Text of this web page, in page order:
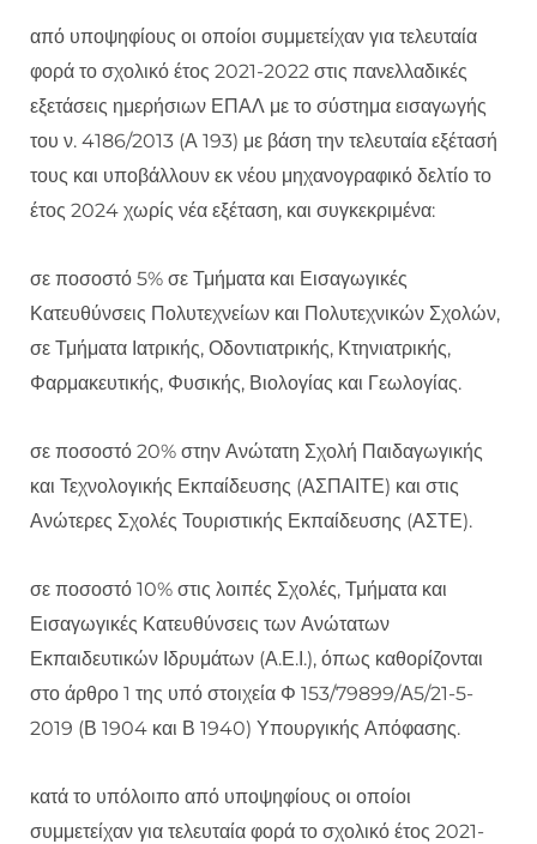
από υποψηφίους οι οποίοι συμμετείχαν για τελευταία
φορά το σχολικό έτος 2021-2022 στις πανελλαδικές
εξετάσεις ημερήσιων ΕΠΑΛ με το σύστημα εισαγωγής
του ν. 4186/2013 (Α 193) με βάση την τελευταία εξέτασή
τους και υποβάλλουν εκ νέου μηχανογραφικό δελτίο το
έτος 2024 χωρίς νέα εξέταση, και συγκεκριμένα:
σε ποσοστό 5% σε Τμήματα και Εισαγωγικές
Κατευθύνσεις Πολυτεχνείων και Πολυτεχνικών Σχολών,
σε Τμήματα Ιατρικής, Οδοντιατρικής, Κτηνιατρικής,
Φαρμακευτικής, Φυσικής, Βιολογίας και Γεωλογίας.
σε ποσοστό 20% στην Ανώτατη Σχολή Παιδαγωγικής
και Τεχνολογικής Εκπαίδευσης (ΑΣΠΑΙΤΕ) και στις
Ανώτερες Σχολές Τουριστικής Εκπαίδευσης (ΑΣΤΕ).
σε ποσοστό 10% στις λοιπές Σχολές, Τμήματα και
Εισαγωγικές Κατευθύνσεις των Ανώτατων
Εκπαιδευτικών Ιδρυμάτων (Α.Ε.Ι.), όπως καθορίζονται
στο άρθρο 1 της υπό στοιχεία Φ 153/79899/Α5/21-5-
2019 (Β 1904 και Β 1940) Υπουργικής Απόφασης.
κατά το υπόλοιπο από υποψηφίους οι οποίοι
συμμετείχαν για τελευταία φορά το σχολικό έτος 2021-